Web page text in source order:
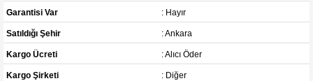
Garantisi Var : Hayır
Satıldığı Şehir : Ankara
Kargo Ücreti : Alıcı Öder
Kargo Şirketi : Diğer